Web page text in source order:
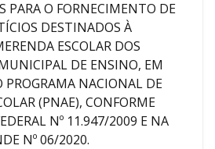
PARA O FORNECIMENTO DE
DESTINADOS À
ESCOLAR DOS
DE ENSINO, EM
NACIONAL DE
(PNAE), CONFORME
Nº 11.947/2009 E NA
Nº 06/2020.